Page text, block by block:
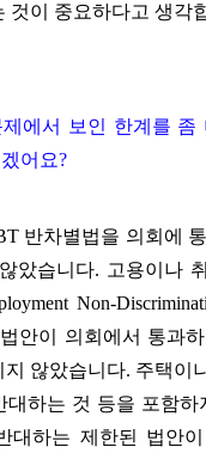
것이 중요하다고 생각
에서 보인 한계를 좀
어요?
반차별법을 의회에
았습니다. 고용이나
Non-
안이 의회에서 통과
않았습니다. 주택이
대하는 것 등을 포함하
대하는 제한된 법안